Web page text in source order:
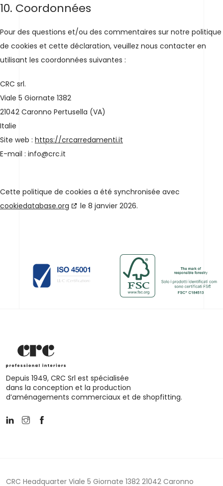
10. Coordonnées
Pour des questions et/ou des commentaires sur notre politique
de cookies et cette déclaration, veuillez nous contacter en
utilisant les coordonnées suivantes :
CRC srl.
Viale 5 Giornate 1382
21042 Caronno Pertusella (VA)
Italie
Site web : https://crcarredamenti.it
E-mail : info@crc.it
Cette politique de cookies a été synchronisée avec
cookiedatabase.org
le 8 janvier 2026.
Depuis 1949, CRC Srl est spécialisée
dans la conception et la production
d’aménagements commerciaux et de shopfitting.
CRC Headquarter Viale 5 Giornate 1382 21042 Caronno